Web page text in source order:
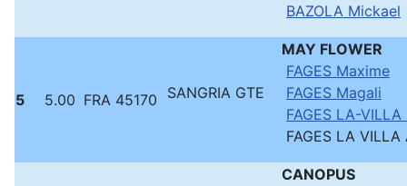
BAZOLA Mickael
5 5.00 FRA 45170 SANGRIA GTE
MAY FLOWER
FAGES Maxime
FAGES Magali
FAGES LA-
FAGES LA
CANOPUS